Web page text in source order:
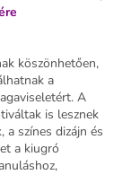
köszönhetően,
a
A
is lesznek
a színes dizájn és
a kiugró